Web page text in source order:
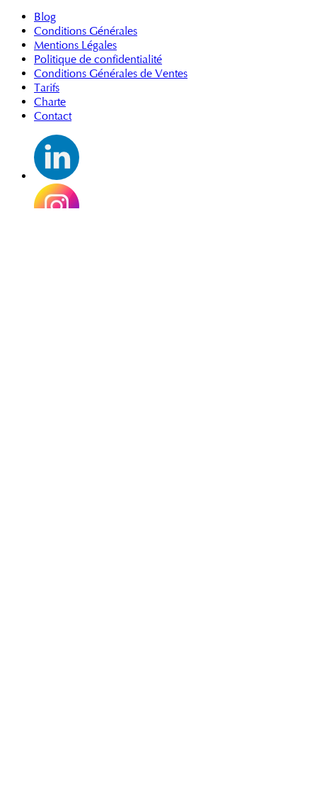
Blog
Conditions Générales
Mentions Légales
Politique de confidentialité
Conditions Générales de Ventes
Tarifs
Charte
Contact